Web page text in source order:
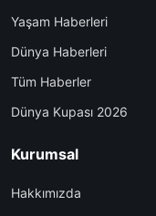
Yaşam Haberleri
Dünya Haberleri
Tüm Haberler
Dünya Kupası 2026
Kurumsal
Hakkımızda